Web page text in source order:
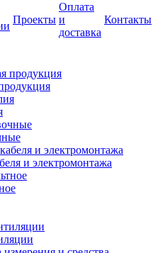
Проекты
Оплата
и
доставка
Контакты
и электромонтажа